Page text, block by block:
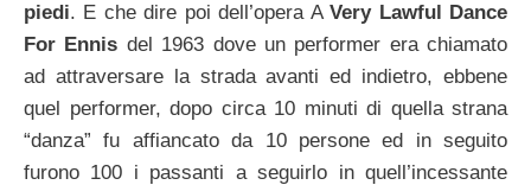
piedi. E che dire poi dell’opera AVery Lawful Dance
For Ennis del 1963 dove un performer era chiamato
ad attraversare la strada avanti ed indietro, ebbene
quel performer, dopo circa 10 minuti di quella strana
“danza” fu affiancato da 10 persone ed in seguito
furono 100 i passanti a seguirlo in quell’incessante